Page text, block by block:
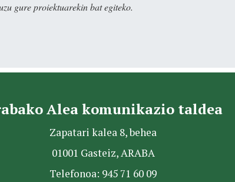
gure proiektuarekin bat egiteko.
Alea komunikazio taldea
Zapatari kalea 8, behea
01001 Gasteiz, ARABA
Telefonoa: 945 71 60 09